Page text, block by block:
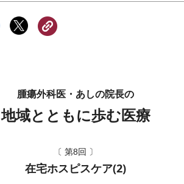
腫瘍外科医・あしの院長の
地域とともに歩む医療
〔 第8回 〕
在宅ホスピスケア(2)